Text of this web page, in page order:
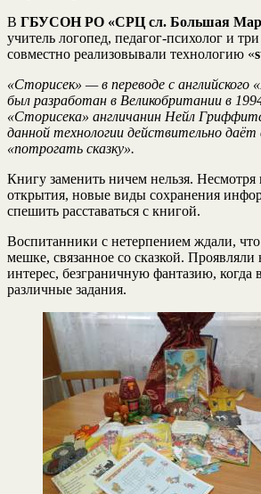
В ГБУСОН РО «СРЦ сл. Большая
учитель логопед, педагог-психолог и
совместно реализовывали технологию «
«Сторисек» — в переводе с английского
был разработан в Великобритании в
«Сторисека» англичанин Нейл
данной технологии действительно
«потрогать сказку».
Книгу заменить ничем нельзя.
открытия, новые виды сохранения
спешить расставаться с книгой.
Воспитанники с нетерпением ждали,
мешке, связанное со сказкой.
интерес, безграничную фантазию, когда
различные задания.